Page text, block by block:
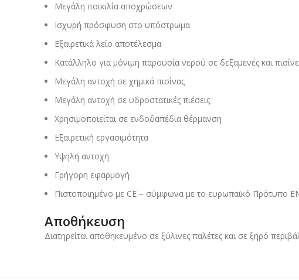
Μεγάλη ποικιλία αποχρώσεων
Ισχυρή πρόσφυση στο υπόστρωμα
Εξαιρετικά λείο αποτέλεσμα
Κατάλληλο για μόνιμη παρουσία νερού σε δεξαμενές και
Μεγάλη αντοχή σε χημικά πισίνας
Μεγάλη αντοχή σε υδροστατικές πιέσεις
Χρησιμοποιείται σε ενδοδαπέδια θέρμανση
Εξαιρετική εργασιμότητα
Υψηλή αντοχή
Γρήγορη εφαρμογή
Πιστοποιημένο με CE – σύμφωνα με το ευρωπαϊκό Πρότυπο
Αποθήκευση
Διατηρείται αποθηκευμένο σε ξύλινες παλέτες και σε ξηρό